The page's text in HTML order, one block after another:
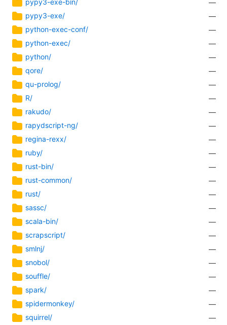
—
pypy3-exe/
—
python-exec-conf/
—
python-exec/
—
python/
—
qore/
—
qu-prolog/
—
R/
—
rakudo/
—
rapydscript-ng/
—
regina-rexx/
—
ruby/
—
rust-bin/
—
rust-common/
—
rust/
—
sassc/
—
scala-bin/
—
scrapscript/
—
smlnj/
—
snobol/
—
souffle/
—
spark/
—
spidermonkey/
—
squirrel/
—